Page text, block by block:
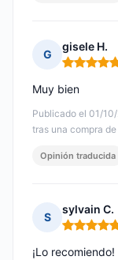
G
gisele H.
Nota: 5 de
Publicado el 01/
tras una compra
Muy bien
Opinión traducida
S
sylvain C.
Nota: 5 de
¡Lo recomiendo!